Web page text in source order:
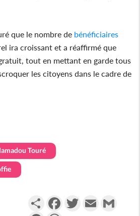
que le nombre de bénéficiaires
ira croissant et a réaffirmé que
tout en mettant en garde tous
les citoyens dans le cadre de
Touré
PartagerFacebookTwitterEmail